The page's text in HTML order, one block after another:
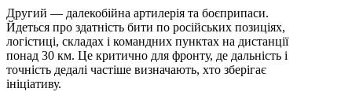
Другий — далекобійна артилерія та боєприпаси.
Йдеться про здатність бити по російських позиціях,
логістиці, складах і командних пунктах на дистанції
понад 30 км. Це критично для фронту, де дальність і
точність дедалі частіше визначають, хто зберігає
ініціативу.